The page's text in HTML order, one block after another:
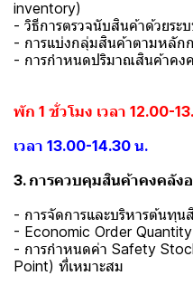
inventory)
- วิธีการตรวจนับสินค้าด้วยระ
- การแบ่งกลุ่มสินค้าตามหลัก
- การกำหนดปริมาณสินค้าคง
พัก 1 ชั่วโมง เวลา 12.00-
เวลา 13.00-14.30 น.
3. การควบคุมสินค้าคงคลัง
- การจัดการและบริหารต้นทุ
- Economic Order
- การกำหนดค่า Safety
Point) ที่เหมาะสม